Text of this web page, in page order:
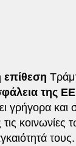
επίθεση
της ΕΕ
γρήγορα και